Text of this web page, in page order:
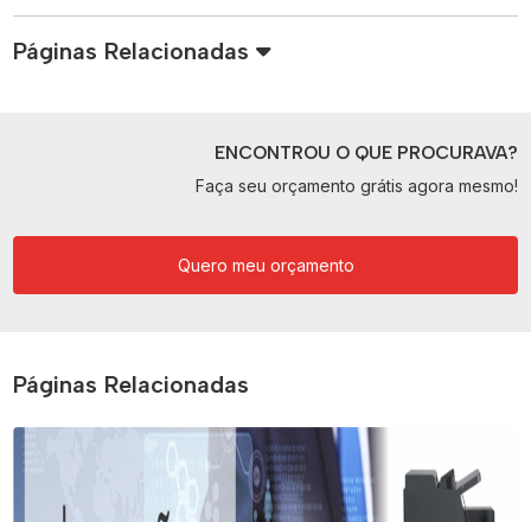
Páginas Relacionadas
ENCONTROU O QUE PROCURAVA?
Faça seu orçamento grátis agora mesmo!
Quero meu orçamento
Páginas Relacionadas